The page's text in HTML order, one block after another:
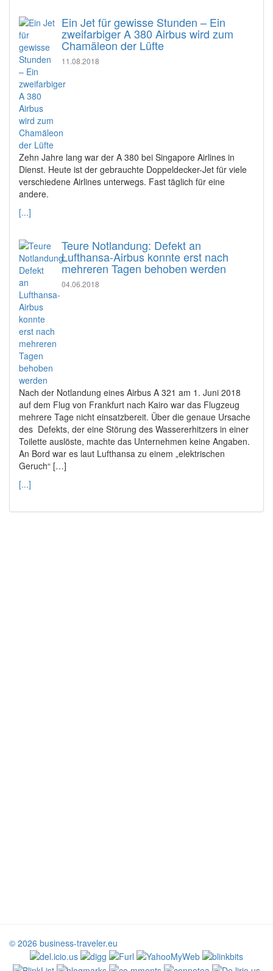
Ein Jet für gewisse Stunden – Ein
zweifarbiger A 380 Airbus wird zum
Chamäleon der Lüfte
11.08.2018
Zehn Jahre lang war der A 380 bei Singapore Airlines in
Dienst. Heute ist der gebrauchte Doppeldecker-Jet für viele
verschiedene Airlines unterwegs. Fast täglich für eine
andere.
[...]
Teure Notlandung: Defekt an
Lufthansa-Airbus konnte erst nach
mehreren Tagen behoben werden
04.06.2018
Nach der Notlandung eines Airbus A 321 am 1. Juni 2018
auf dem Flug von Frankfurt nach Kairo war das Flugzeug
mehrere Tage nicht einsatzbereit. Über die genaue Ursache
des Defekts, der eine Störung des Wassererhitzers in einer
Toilette auslöste, machte das Unternehmen keine Angaben.
An Bord war es laut Lufthansa zu einem „elektrischen
Geruch“ […]
[...]
© 2026 business-traveler.eu